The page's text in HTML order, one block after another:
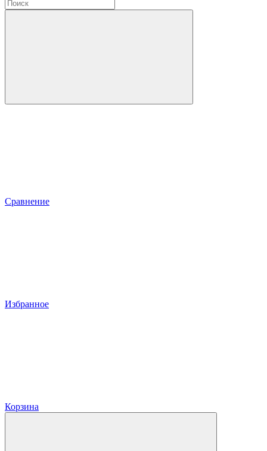
Сравнение
Избранное
Корзина